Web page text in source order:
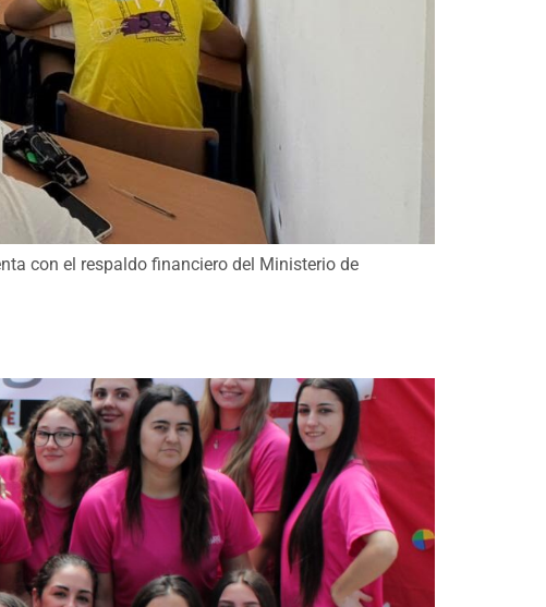
con el respaldo financiero del Ministerio de